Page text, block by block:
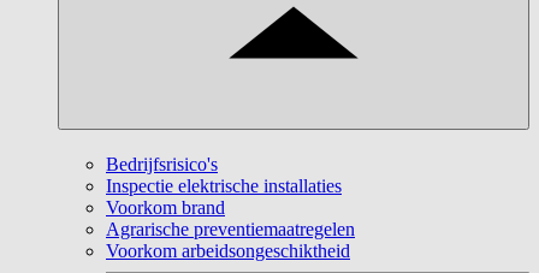
Bedrijfsrisico's
Inspectie elektrische installaties
Voorkom brand
Agrarische preventiemaatregelen
Voorkom arbeidsongeschiktheid